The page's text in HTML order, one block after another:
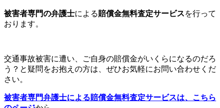
被害者専門の弁護士による賠償金無料査定サービスを行って
おります。
交通事故被害に遭い、ご自身の賠償金がいくらになるのだろ
う？と疑問をお抱えの方は、ぜひお気軽にお問い合わせくだ
さい。
被害者専門弁護士による賠償金無料査定サービスは、 こちら